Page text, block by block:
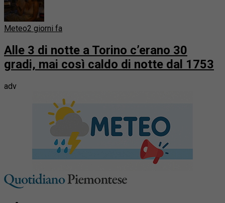
Meteo2 giorni fa
Alle 3 di notte a Torino c’erano 30
gradi, mai così caldo di notte dal 1753
adv